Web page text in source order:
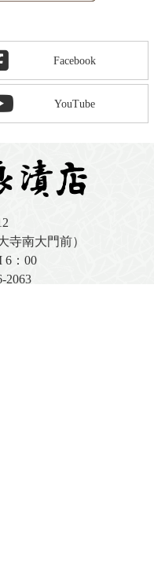
Facebook
YouTube
寺南大門前）
6：00
2063